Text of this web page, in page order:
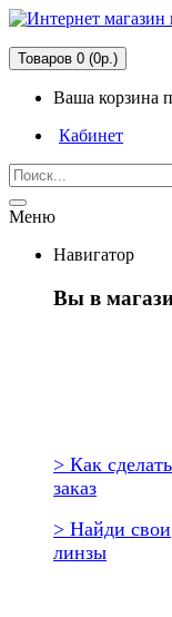
Товаров 0 (0р.)
Ваша корзина
Кабинет
Меню
Навигатор
Вы в
> Как сделать
заказ
> Найди свои
линзы